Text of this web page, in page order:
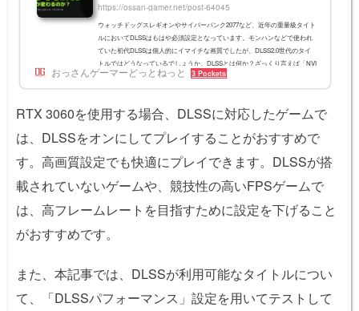
https://ossan-gamer.net/post-64045
ウォッチドッグスレギオンやサイバーパンク2077など、近年の重量級タイト
ルにおいてDLSSはもはや必須設定となっています。モンハンなどで使われ
ていた初代DLSSは個人的にイマイチな画質でしたが、DLSS2.0世代のタイ
トルではどうなっているでしょうか。DLSSとは何か？ざっくり言えば「NVI
DIAが開発した、PCゲームのグラボ負荷を低くする技術」です。もう少し詳
しく言うと、1920x1080などの低解像度のデータから4Kのゲーム画面を創り
なってしまいます。そこで、単...
おっさんゲーマーどっとねっと 3 Pockets
RTX 3060を使用する場合、DLSSに対応したゲームで
は、DLSSをオンにしてプレイすることがおすすめで
す。高画質設定でも快適にプレイできます。DLSSが搭
載されていないゲームや、競技性の高いFPSゲームで
は、高フレームレートを目指すために設定を下げること
がおすすめです。
また、本記事では、DLSSが利用可能なタイトルについ
て、「DLSSパフォーマンス」設定を用いてテストして